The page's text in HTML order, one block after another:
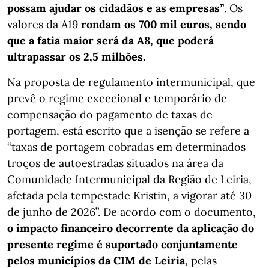
possam ajudar os cidadãos e as empresas”. Os
valores da A19 rondam os 700 mil euros, sendo
que a fatia maior será da A8, que poderá
ultrapassar os 2,5 milhões.
Na proposta de regulamento intermunicipal, que
prevê o regime excecional e temporário de
compensação do pagamento de taxas de
portagem, está escrito que a isenção se refere a
“taxas de portagem cobradas em determinados
troços de autoestradas situados na área da
Comunidade Intermunicipal da Região de Leiria,
afetada pela tempestade Kristin, a vigorar até 30
de junho de 2026”. De acordo com o documento,
o impacto financeiro decorrente da aplicação do
presente regime é suportado conjuntamente
pelos municípios da CIM de Leiria, pelas